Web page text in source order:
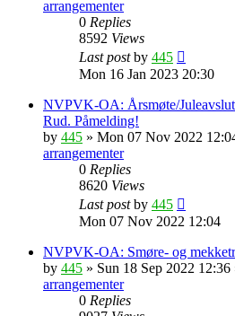
arrangementer
0 Replies
8592 Views
Last postby 445
Mon 16 Jan 2023 20:30
NVPVK-OA: Årsmøte/
Rud. Påmelding!
by 445 » Mon 07 Nov 2022
arrangementer
0 Replies
8620 Views
Last postby 445
Mon 07 Nov 2022 12:04
NVPVK-OA: Smøre- og
by 445 » Sun 18 Sep 2022 12:36
arrangementer
0 Replies